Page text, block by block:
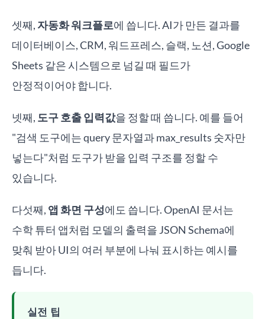
셋째, 자동화 워크플로에 씁니다. AI가 만든 결과를
데이터베이스, CRM, 워드프레스, 슬랙, 노션, Google
Sheets 같은 시스템으로 넘길 때 필드가
안정적이어야 합니다.
넷째, 도구 호출 입력값을 정할 때 씁니다. 예를 들어
"검색 도구에는 query 문자열과 max_results 숫자만
넣는다"처럼 도구가 받을 입력 구조를 정할 수
있습니다.
다섯째, 앱 화면 구성에도 씁니다. OpenAI 문서는
수학 튜터 앱처럼 모델의 출력을 JSON Schema에
맞춰 받아 UI의 여러 부분에 나눠 표시하는 예시를
듭니다.
실전 팁